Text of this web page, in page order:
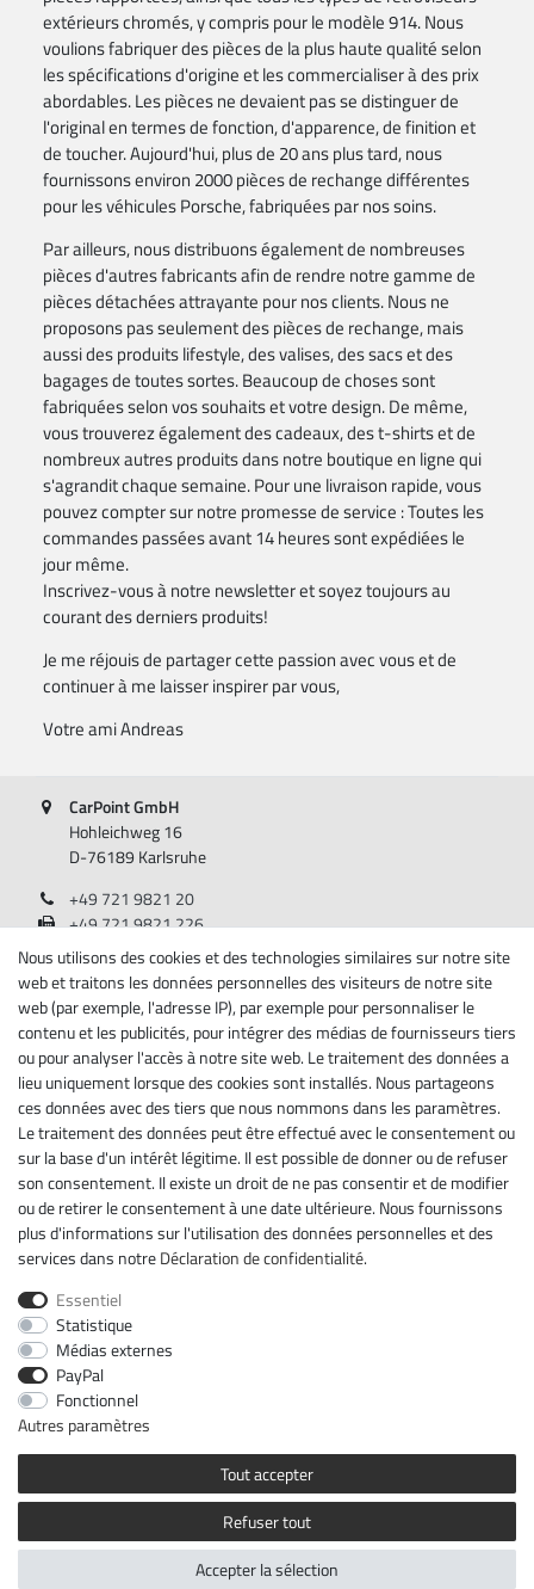
extérieurs chromés, y compris pour le modèle 914. Nous
voulions fabriquer des pièces de la plus haute qualité selon
les spécifications d'origine et les commercialiser à des prix
abordables. Les pièces ne devaient pas se distinguer de
l'original en termes de fonction, d'apparence, de finition et
de toucher. Aujourd'hui, plus de 20 ans plus tard, nous
fournissons environ 2000 pièces de rechange différentes
pour les véhicules Porsche, fabriquées par nos soins.
Par ailleurs, nous distribuons également de nombreuses
pièces d'autres fabricants afin de rendre notre gamme de
pièces détachées attrayante pour nos clients. Nous ne
proposons pas seulement des pièces de rechange, mais
aussi des produits lifestyle, des valises, des sacs et des
bagages de toutes sortes. Beaucoup de choses sont
fabriquées selon vos souhaits et votre design. De même,
vous trouverez également des cadeaux, des t-shirts et de
nombreux autres produits dans notre boutique en ligne qui
s'agrandit chaque semaine. Pour une livraison rapide, vous
pouvez compter sur notre promesse de service : Toutes les
commandes passées avant 14 heures sont expédiées le
jour même.
Inscrivez-vous à notre newsletter et soyez toujours au
courant des derniers produits!
Je me réjouis de partager cette passion avec vous et de
continuer à me laisser inspirer par vous,
Votre ami Andreas
CarPoint GmbH
Hohleichweg 16
D-76189 Karlsruhe
+49 721 9821 20
+49 721 9821 226
Lundi - Vendredi, 08:00 - 17:00
Renseignements
A propos de nous
Mentions légales
Déclaration de confidentialité
Conditions générales
Droit de rétractation
Rétracter le contrat ici
Contact
Newsletter
Ceres::Template.newsletterHoneypotLabel
Par la présente, je confirme avoir lu la
rétracter mon consentement à tout moment.**
S’abonner
** Il s’agit d’un champ obligatoire.
© Copyright 2026 | Tous droits réservés.
Nous utilisons des cookies et des technologies similaires sur notre site
web et traitons les données personnelles des visiteurs de notre site
web (par exemple, l'adresse IP), par exemple pour personnaliser le
contenu et les publicités, pour intégrer des médias de fournisseurs tiers
ou pour analyser l'accès à notre site web. Le traitement des données a
lieu uniquement lorsque des cookies sont installés. Nous partageons
ces données avec des tiers que nous nommons dans les paramètres.
Le traitement des données peut être effectué avec le consentement ou
sur la base d'un intérêt légitime. Il est possible de donner ou de refuser
son consentement. Il existe un droit de ne pas consentir et de modifier
ou de retirer le consentement à une date ultérieure. Nous fournissons
plus d'informations sur l'utilisation des données personnelles et des
services dans notreDéclaration de confidentialité.
Essentiel
Statistique
Médias externes
PayPal
Fonctionnel
Autres paramètres
Tout accepter
Refuser tout
Accepter la sélection